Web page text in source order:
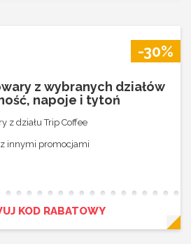
-30%
z wybranych działów
napoje i tytoń
z działu Trip Coffee
z innymi promocjami
KOD RABATOWY